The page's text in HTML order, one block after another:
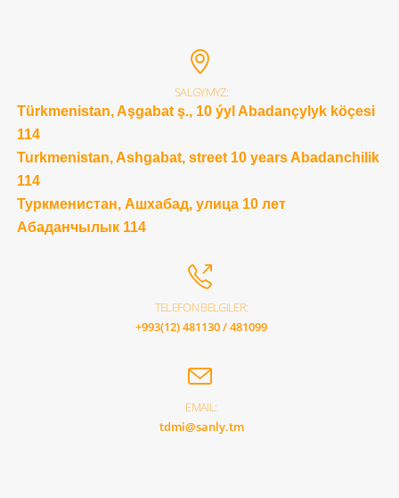
SALGYMYZ:
Türkmenistan, Aşgabat ş., 10 ýyl Abadançylyk köçesi
114
Turkmenistan, Ashgabat, street 10 years Abadanchilik
114
Туркменистан, Ашхабад, улица 10 лет
Абаданчылык 114
TELEFON BELGILER:
+993(12) 481130 / 481099
EMAIL:
tdmi@sanly.tm